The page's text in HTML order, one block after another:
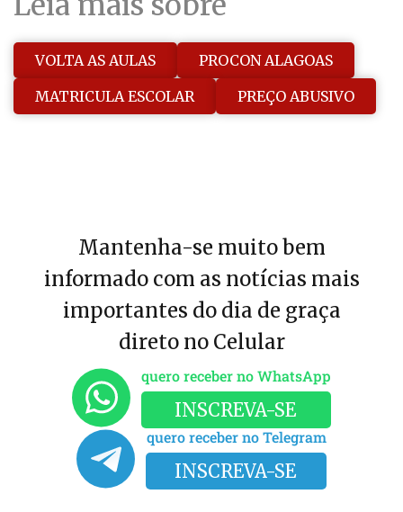
VOLTA AS AULAS
PROCON ALAGOAS
MATRICULA ESCOLAR
PREÇO ABUSIVO
Mantenha-se muito bem
informado com as notícias mais
importantes do dia de graça
direto no Celular
quero receber no WhatsApp
INSCREVA-SE
quero receber no Telegram
INSCREVA-SE